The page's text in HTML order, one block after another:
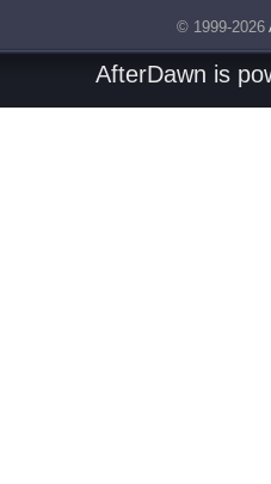
© 1999-2026
AfterDawn is